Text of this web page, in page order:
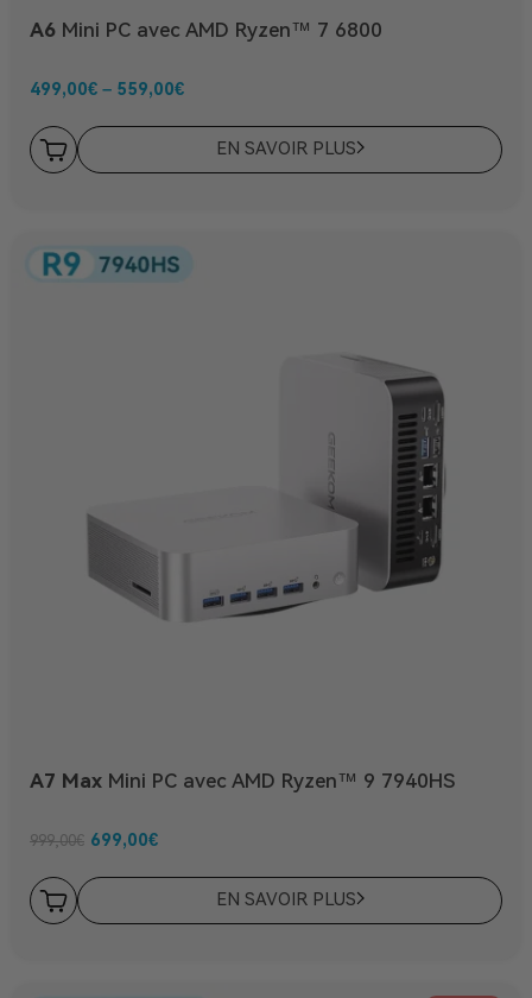
A6 Mini PC avec AMD Ryzen™ 7 6800
499,00€ – 559,00€
EN SAVOIR PLUS
A7 Max Mini PC avec AMD Ryzen™ 9 7940HS
999,00€ 699,00€
EN SAVOIR PLUS